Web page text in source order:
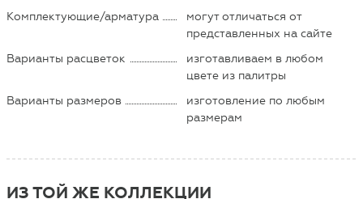
Комплектующие/арматура
могут отличаться от
представленных на сайте
Варианты расцветок
изготавливаем в любом
цвете из палитры
Варианты размеров
изготовление по любым
размерам
ИЗ ТОЙ ЖЕ КОЛЛЕКЦИИ